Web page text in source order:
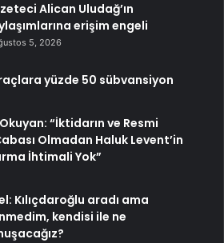
Alican Uludağ’ın
erişim engeli
5, 2026
yüzde 50 sübvansiyon
“İktidarın ve Resmi
Olmadan Haluk Levent’in
İhtimali Yok”
Kılıçdaroğlu aradı ama
kendisi ile ne